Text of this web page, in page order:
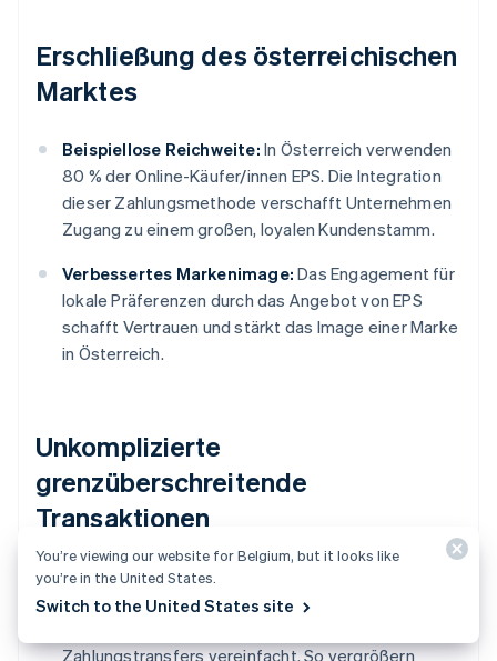
Erschließung des österreichischen
Marktes
Beispiellose Reichweite: In Österreich verwenden
80 % der Online-Käufer/innen EPS. Die Integration
dieser Zahlungsmethode verschafft Unternehmen
Zugang zu einem großen, loyalen Kundenstamm.
Verbessertes Markenimage: Das Engagement für
lokale Präferenzen durch das Angebot von EPS
schafft Vertrauen und stärkt das Image einer Marke
in Österreich.
Unkomplizierte
grenzüberschreitende
Transaktionen
Effiziente Expansion ins Ausland:
grenzüberschreitende Transaktionen durch
Zahlungstransfers vereinfacht. So vergrößern
You’re viewing our website for Belgium, but it looks like
you’re in the United States.
Switch to the United States site